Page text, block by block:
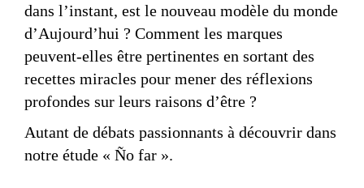
dans l’instant, est le nouveau modèle du monde
d’Aujourd’hui ? Comment les marques
peuvent-elles être pertinentes en sortant des
recettes miracles pour mener des réflexions
profondes sur leurs raisons d’être ?
Autant de débats passionnants à découvrir dans
notre étude « Ño far ».